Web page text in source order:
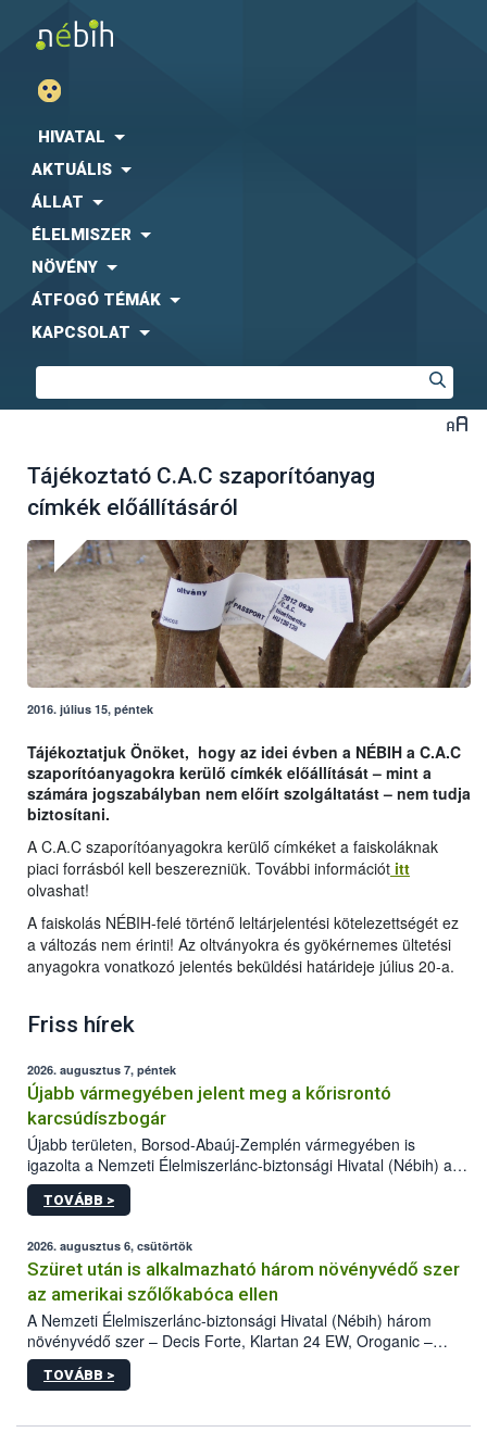
HIVATAL
AKTUÁLIS
ÁLLAT
ÉLELMISZER
NÖVÉNY
ÁTFOGÓ TÉMÁK
KAPCSOLAT
Tájékoztató C.A.C szaporítóanyag
címkék előállításáról
2016. július 15, péntek
Tájékoztatjuk Önöket, hogy az idei évben a NÉBIH a C.A.C
szaporítóanyagokra kerülő címkék előállítását – mint a
számára jogszabályban nem előírt szolgáltatást – nem tudja
biztosítani.
A C.A.C szaporítóanyagokra kerülő címkéket a faiskoláknak
piaci forrásból kell beszerezniük. További információt itt
olvashat!
A faiskolás NÉBIH-felé történő leltárjelentési kötelezettségét ez
a változás nem érinti! Az oltványokra és gyökérnemes ültetési
anyagokra vonatkozó jelentés beküldési határideje július 20-a.
Friss hírek
2026. augusztus 7, péntek
Újabb vármegyében jelent meg a kőrisrontó
karcsúdíszbogár
Újabb területen, Borsod-Abaúj-Zemplén vármegyében is
igazolta a Nemzeti Élelmiszerlánc-biztonsági Hivatal (Nébih) a
kőrisrontó karcsúdíszbogár (Agrilus planipennis) jelenlétét. A
kártevőt nem csak színcsapdában találták meg, de már fertőzött
az intenzív felderítést, emellett az intézkedéseket a szlovák
hatósággal is összehangolják a terjedés megállítása érdekében.
TOVÁBB >
2026. augusztus 6, csütörtök
Szüret után is alkalmazható három növényvédő szer
az amerikai szőlőkabóca ellen
A Nemzeti Élelmiszerlánc-biztonsági Hivatal (Nébih) három
növényvédő szer – Decis Forte, Klartan 24 EW, Oroganic –
engedélyokiratát módosította, így azok a szüretet követően,
egészen a vesszőérettség (BBCH 91) stádiumáig
érésű szőlőkben is legyen lehetőség a károsító elleni további
TOVÁBB >